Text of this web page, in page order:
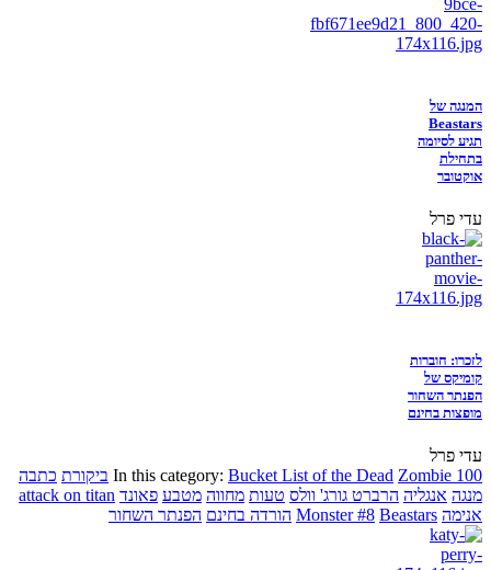
המנגה של
Beastars
תגיע לסיומה
בתחילת
אוקטובר
עדי פרל
לזכרו: חוברות
קומיקס של
הפנתר השחור
מופצות בחינם
עדי פרל
In this category: Bucket List of the Dead Zombie 100 ביקורת כתבה
מנגה אנגליה הרברט גורג' וולס טעות מחווה מטבע פאונד attack on titan
אנימה
Monster #8 Beastars הורדה בחינם הפנתר השחור